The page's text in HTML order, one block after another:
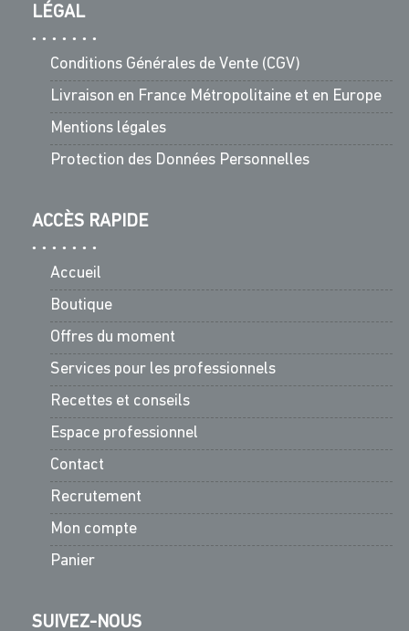
LÉGAL
Conditions Générales de Vente (CGV)
Livraison en France Métropolitaine et en Europe
Mentions légales
Protection des Données Personnelles
ACCÈS RAPIDE
Accueil
Boutique
Offres du moment
Services pour les professionnels
Recettes et conseils
Espace professionnel
Contact
Recrutement
Mon compte
Panier
SUIVEZ-NOUS